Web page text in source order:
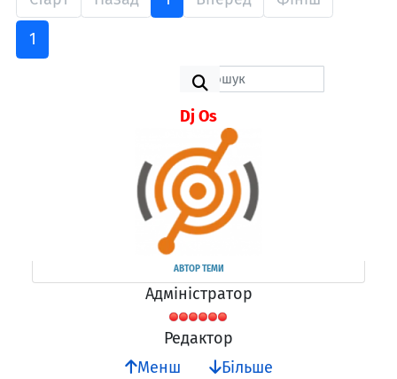
1
Dj Os
АВТОР ТЕМИ
Адміністратор
Редактор
Менш
Більше